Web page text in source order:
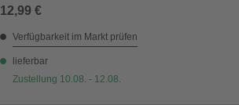
12,99 €
Verfügbarkeit im Markt prüfen
lieferbar
Zustellung 10.08. - 12.08.